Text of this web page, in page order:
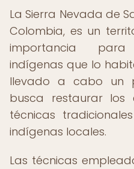
La Sierra Nevada de
Colombia, es un
importancia
indígenas que lo
llevado a cabo un
busca restaurar los
técnicas
indígenas locales.
Las técnicas